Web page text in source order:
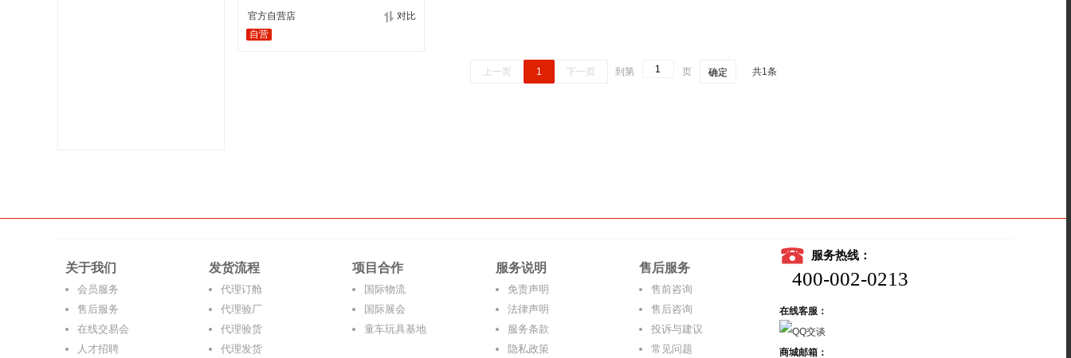
官方自营店
对比
自营
上一页 1 下一页 到第 页 确定 共1条
关于我们
会员服务
售后服务
在线交易会
人才招聘
发货流程
代理订舱
代理验厂
代理验货
代理发货
项目合作
国际物流
国际展会
童车玩具基地
服务说明
免责声明
法律声明
服务条款
隐私政策
售后服务
售前咨询
售后咨询
投诉与建议
常见问题
服务热线：
400-002-0213
在线客服：
商城邮箱：